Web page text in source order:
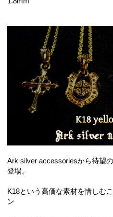
Ark silver accessoriesから待望
登場。
K18という高価な素材を惜しむ
ン